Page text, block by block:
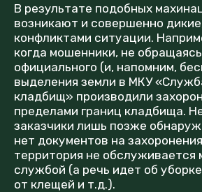
В результате подобных
возникают и совершенно
конфликтами ситуации.
когда мошенники, не
официального (и, напомним,
выделения земли в МКУ
кладбищ» производили
пределами границ кладбища.
заказчики лишь позже
нет документов на
территория не обслуживается
службой (а речь идет об
от клещей и т.д.).